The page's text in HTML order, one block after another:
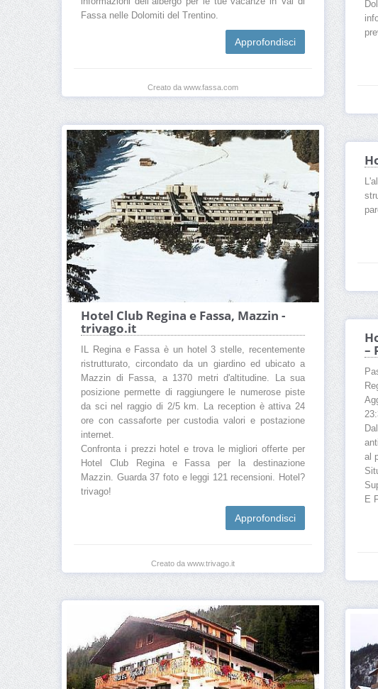
Fassa nelle Dolomiti del Trentino.
Approfondisci
Creato da www.fassa.com
Hotel Club Regina e Fassa, Mazzin -
trivago.it
IL Regina e Fassa è un hotel 3 stelle, recentemente
ristrutturato, circondato da un giardino ed ubicato a
Mazzin di Fassa, a 1370 metri d'altitudine. La sua
posizione permette di raggiungere le numerose piste
da sci nel raggio di 2/5 km. La reception è attiva 24
ore con cassaforte per custodia valori e postazione
internet.
Confronta i prezzi hotel e trova le migliori offerte per
Hotel Club Regina e Fassa per la destinazione
Mazzin. Guarda 37 foto e leggi 121 recensioni. Hotel?
trivago!
Approfondisci
Creato da www.trivago.it
–
al
E